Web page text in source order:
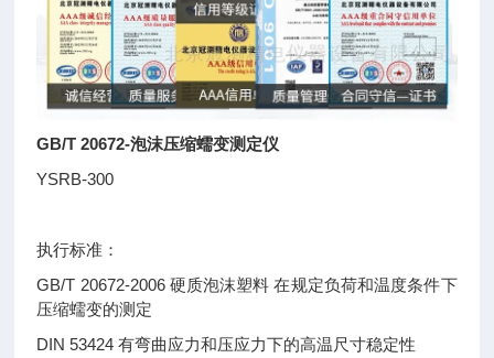
GB/T 20672-泡沫压缩蠕变测定仪
YSRB-300
执行标准：
GB/T 20672-2006 硬质泡沫塑料 在规定负荷和温度条件下
压缩蠕变的测定
DIN 53424 有弯曲应力和压应力下的高温尺寸稳定性